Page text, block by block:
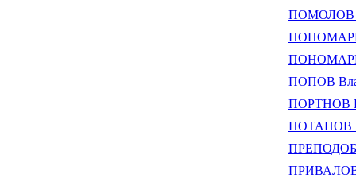
ПОМОЛОВ
ПОПОВ
ПОРТНОВ
ПОТАПОВ
ПРИВАЛОВ